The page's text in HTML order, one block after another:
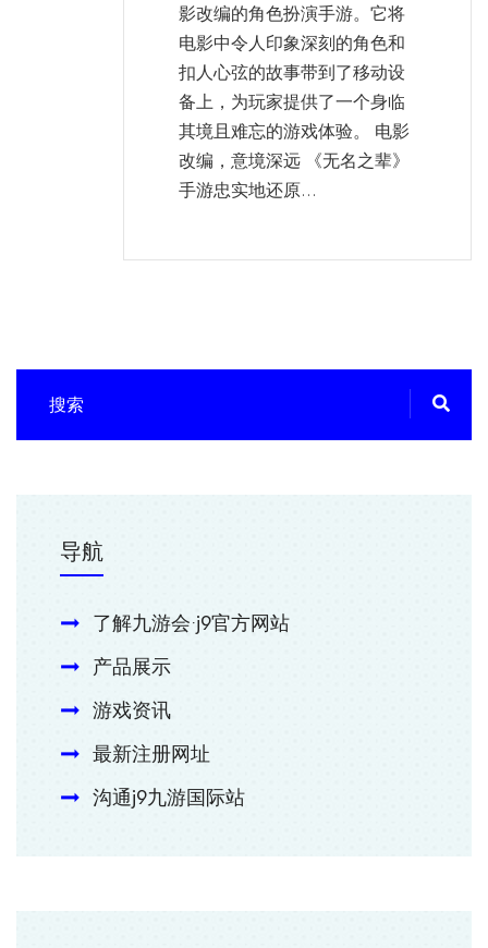
影改编的角色扮演手游。它将
电影中令人印象深刻的角色和
扣人心弦的故事带到了移动设
备上，为玩家提供了一个身临
其境且难忘的游戏体验。 电影
改编，意境深远 《无名之辈》
手游忠实地还原...
导航
了解九游会·j9官方网站
产品展示
游戏资讯
最新注册网址
沟通j9九游国际站